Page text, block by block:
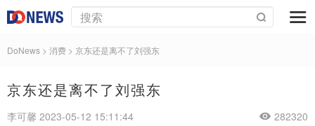
DoNews > 消费 > 京东还是离不了刘强东
京东还是离不了刘强东
李可馨 2023-05-12 15:11:44 282320